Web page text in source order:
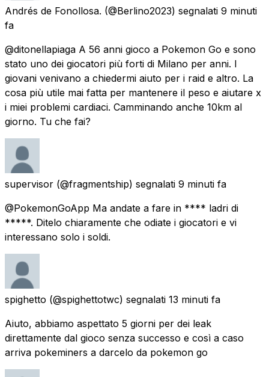
Andrés de Fonollosa. (@Berlino2023) segnalati 9 minuti
fa
@ditonellapiaga A 56 anni gioco a Pokemon Go e sono
stato uno dei giocatori più forti di Milano per anni. I
giovani venivano a chiedermi aiuto per i raid e altro. La
cosa più utile mai fatta per mantenere il peso e aiutare x
i miei problemi cardiaci. Camminando anche 10km al
giorno. Tu che fai?
supervisor (@fragmentship) segnalati 9 minuti fa
@PokemonGoApp Ma andate a fare in **** ladri di
*****. Ditelo chiaramente che odiate i giocatori e vi
interessano solo i soldi.
spighetto (@spighettotwc) segnalati 13 minuti fa
Aiuto, abbiamo aspettato 5 giorni per dei leak
direttamente dal gioco senza successo e così a caso
arriva pokeminers a darcelo da pokemon go